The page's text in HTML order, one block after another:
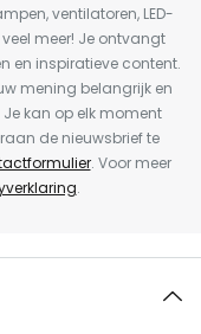
ventilatoren, LED-
meer! Je ontvangt
en inspiratieve content.
mening belangrijk en
kan op elk moment
de nieuwsbrief te
. Voor meer
.